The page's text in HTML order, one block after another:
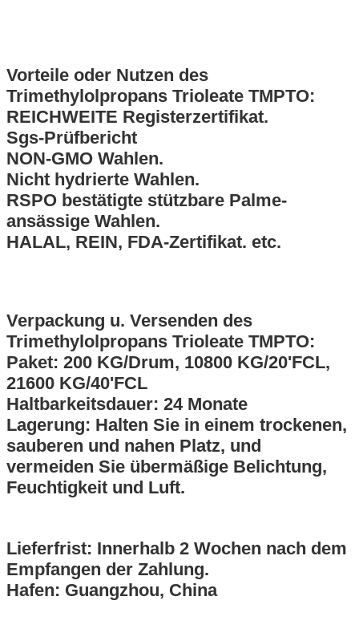
Vorteile oder Nutzen des
Trimethylolpropans Trioleate TMPTO:
REICHWEITE Registerzertifikat.
Sgs-Prüfbericht
NON-GMO Wahlen.
Nicht hydrierte Wahlen.
RSPO bestätigte stützbare Palme-
ansässige Wahlen.
HALAL, REIN, FDA-Zertifikat. etc.
Verpackung u. Versenden des
Trimethylolpropans Trioleate TMPTO:
Paket: 200 KG/Drum, 10800 KG/20'FCL,
21600 KG/40'FCL
Haltbarkeitsdauer: 24 Monate
Lagerung: Halten Sie in einem trockenen,
sauberen und nahen Platz, und
vermeiden Sie übermäßige Belichtung,
Feuchtigkeit und Luft.
Lieferfrist: Innerhalb 2 Wochen nach dem
Empfangen der Zahlung.
Hafen: Guangzhou, China